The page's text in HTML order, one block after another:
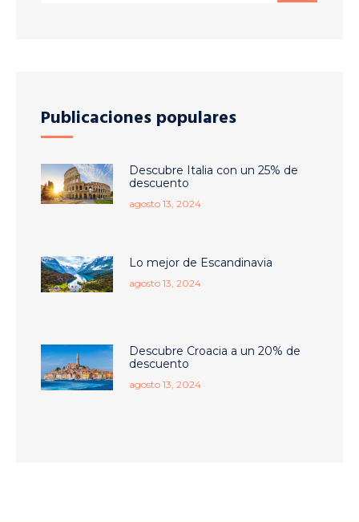
Publicaciones populares
Descubre Italia con un 25% de
descuento
agosto 13, 2024
Lo mejor de Escandinavia
agosto 13, 2024
Descubre Croacia a un 20% de
descuento
agosto 13, 2024